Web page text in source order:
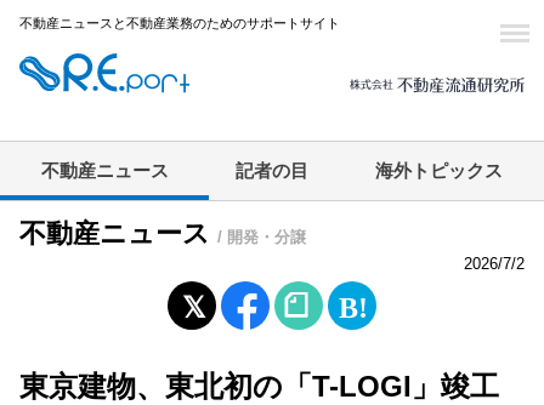
不動産ニュースと不動産業務のためのサポートサイト
不動産ニュース 記者の目 海外トピックス
不動産ニュース / 開発・分譲
2026/7/2
東京建物、東北初の「T-LOGI」竣工